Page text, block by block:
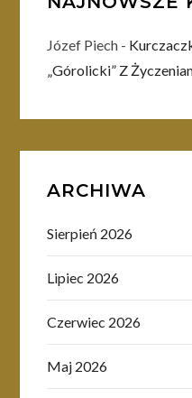
Józef Piech -
„Górolicki” Z
ARCHIWA
Sierpień 2026
Lipiec 2026
Czerwiec 2026
Maj 2026